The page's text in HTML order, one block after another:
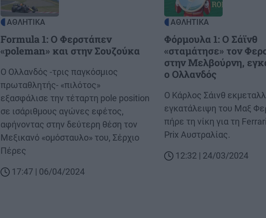
ΑΘΛΗΤΙΚΑ
Formula 1: Ο Φερστάπεν
«poleman» και στην Σουζούκα
Body
Ο Ολλανδός -τρις παγκόσμιος
πρωταθλητής- «πιλότος»
εξασφάλισε την τέταρτη pole position
σε ισάριθμους αγώνες εφέτος,
αφήνοντας στην δεύτερη θέση τον
Μεξικανό «ομόσταυλο» του, Σέρχιο
Πέρες
17:47 | 06/04/2024
ΑΘΛΗΤΙΚΑ
Φόρμουλα 1: Ο Σάϊνθ
«σταμάτησε» τον
στην Μελβούρνη,
ο Ολλανδός
Body
Ο Κάρλος Σάινθ
εγκατάλειψη του Μαξ
πήρε τη νίκη για τη
Prix Αυστραλίας.
12:32 | 24/03/2024